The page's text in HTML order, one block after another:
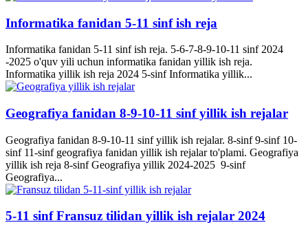
Informatika fanidan 5-11 sinf ish reja
Informatika fanidan 5-11 sinf ish reja. 5-6-7-8-9-10-11 sinf 2024
-2025 o'quv yili uchun informatika fanidan yillik ish reja.
Informatika yillik ish reja 2024 5-sinf Informatika yillik...
Geografiya fanidan 8-9-10-11 sinf yillik ish rejalar
Geografiya fanidan 8-9-10-11 sinf yillik ish rejalar. 8-sinf 9-sinf 10-
sinf 11-sinf geografiya fanidan yillik ish rejalar to'plami. Geografiya
yillik ish reja 8-sinf Geografiya yillik 2024-2025 9-sinf
Geografiya...
5-11 sinf Fransuz tilidan yillik ish rejalar 2024